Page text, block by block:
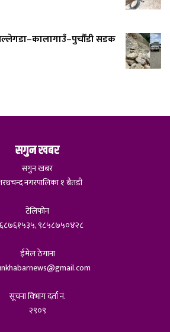
सडक
सगुन खबर
सगुन खबर
नगरपालिका १ बैतडी
टेलिफोन
९८५८७५०४२८
ईमेल ठेगाना
सूचना विभाग दर्ता नं.
२९०९